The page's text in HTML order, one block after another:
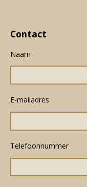
Contact
Naam
E-mailadres
Telefoonnummer